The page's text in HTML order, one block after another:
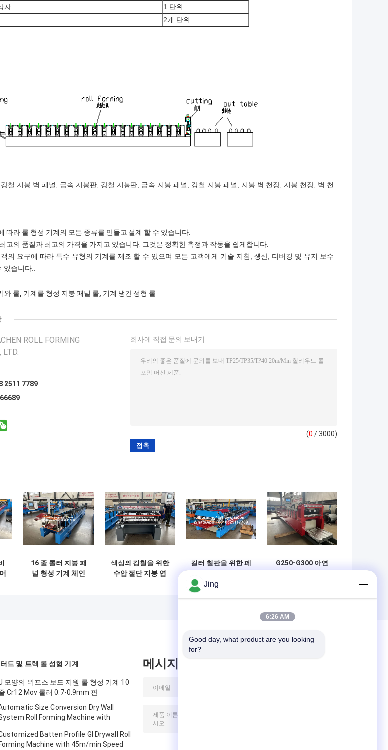
자
1 단위
2개 단위
철 지붕 벽 패널; 금속 지붕판; 강철 지붕판; 금속 지붕 패널; 강철 지붕 패널; 지붕 벽 천장; 지붕 천장; 벽 천
따라 롤 형성 기계의 모든 종류를 만들고 설계 할 수 있습니다.
고의 품질과 최고의 가격을 가지고 있습니다. 그것은 정확한 측정과 작동을 쉽게합니다.
의 요구에 따라 특수 유형의 기계를 제조 할 수 있으며 모든 고객에게 기술 지침, 생산, 디버깅 및 유지 보수
있습니다..
와 롤, 기계를 형성 지붕 패널 롤, 기계 냉간 성형 롤
ROLL FORMING
LTD.
2511 7789
회사에 직접 문의 보내기
(0 / 3000)
16 줄 롤러 지붕 패
널 형성 기계 체인
색상의 강철을 위한
수압 절단 지붕 엽
컬러 철판을 위한 페
네 40 지붕 롤 성형
G250-G300 아연
드 및 트랙 롤 성형 기계
모양의 위프스 보드 지원 롤 형성 기계 10
Cr12 Mov 롤러 0.7-0.9mm 판
Size Conversion Dry Wall
Roll Forming Machine with
Batten Profile GI Drywall Roll
Forming Machine with 45m/min Speed
메시지를 남겨주세요
Jing
6:26 AM
Good day, what product are you looking
for?